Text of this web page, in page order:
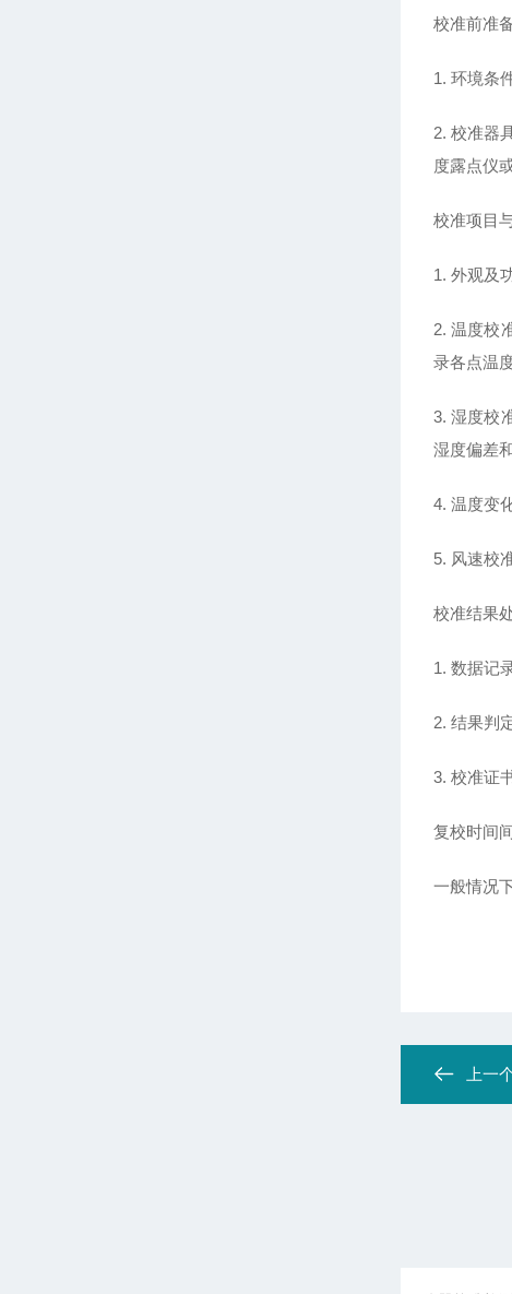
校准前准
1. 环境条
2. 校准器
度露点仪
校准项目
1. 外观及
2. 温度校
录各点温
3. 湿度校
湿度偏差
4. 温度变
5. 风速校
校准结果
1. 数据记
2. 结果判
3. 校准证
复校时间
一般情况
上一